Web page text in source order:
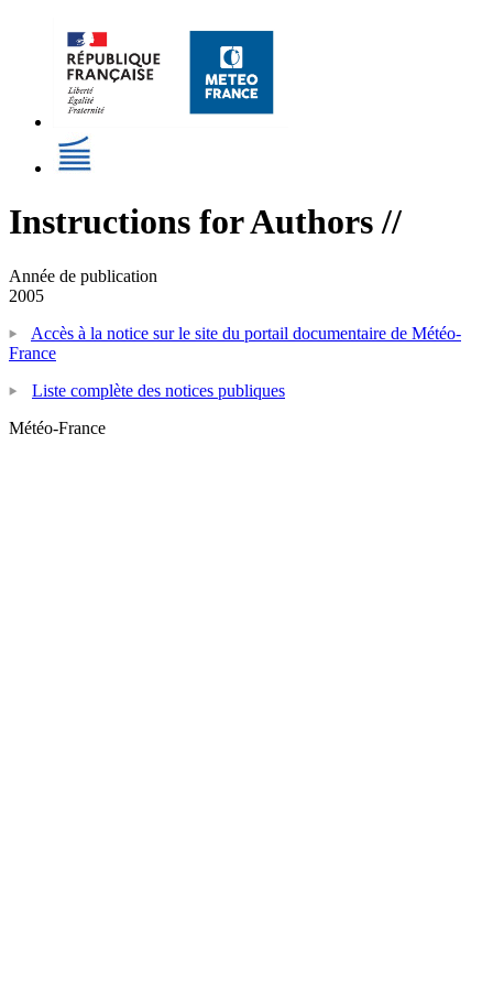
Instructions for Authors //
Année de publication
2005
Accès à la notice sur le site du portail documentaire de Météo-
France
Liste complète des notices publiques
Météo-France